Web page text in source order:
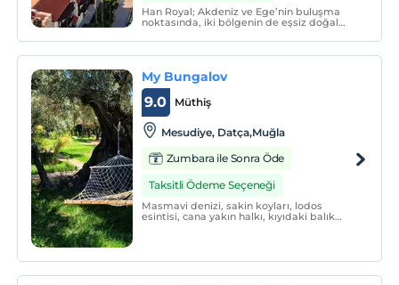
Han Royal; Akdeniz ve Ege’nin buluşma
noktasında, iki bölgenin de eşsiz doğal
Yarımadası’nda bulunuyor. Güne kuş
sesleri ile uyanıp, geceyi cırcır böceklerinin
My Bungalov
Müthiş
9.0
Mesudiye, Datça,Muğla
Zumbara ile Sonra Öde
Taksitli Ödeme Seçeneği
Masmavi denizi, sakin koyları, lodos
esintisi, cana yakın halkı, kıyıdaki balık
bekliyor.